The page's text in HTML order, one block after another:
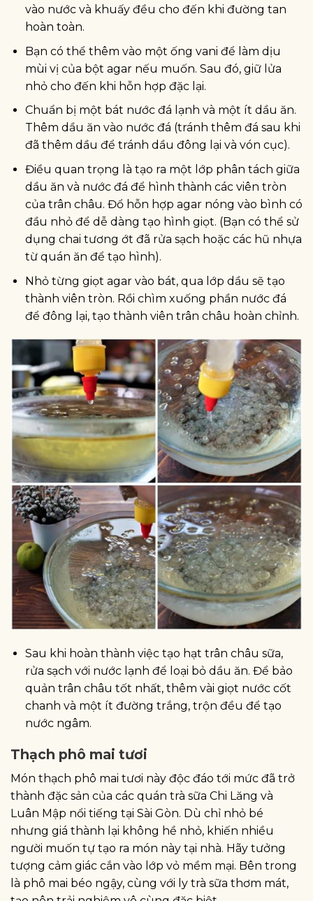
vào nước và khuấy đều cho đến khi đường tan
hoàn toàn.
Bạn có thể thêm vào một ống vani để làm dịu
mùi vị của bột agar nếu muốn. Sau đó, giữ lửa
nhỏ cho đến khi hỗn hợp đặc lại.
Chuẩn bị một bát nước đá lạnh và một ít dầu ăn.
Thêm dầu ăn vào nước đá (tránh thêm đá sau khi
đã thêm dầu để tránh dầu đông lại và vón cục).
Điều quan trọng là tạo ra một lớp phân tách giữa
dầu ăn và nước đá để hình thành các viên tròn
của trân châu. Đổ hỗn hợp agar nóng vào bình có
đầu nhỏ để dễ dàng tạo hình giọt. (Bạn có thể sử
dụng chai tương ớt đã rửa sạch hoặc các hũ nhựa
từ quán ăn để tạo hình).
Nhỏ từng giọt agar vào bát, qua lớp dầu sẽ tạo
thành viên tròn. Rồi chìm xuống phần nước đá
để đông lại, tạo thành viên trân châu hoàn chỉnh.
Sau khi hoàn thành việc tạo hạt trân châu sữa,
rửa sạch với nước lạnh để loại bỏ dầu ăn. Để bảo
quản trân châu tốt nhất, thêm vài giọt nước cốt
chanh và một ít đường trắng, trộn đều để tạo
nước ngâm.
Thạch phô mai tươi
Món thạch phô mai tươi này độc đáo tới mức đã trở
thành đặc sản của các quán trà sữa Chi Lăng và
Luân Mập nổi tiếng tại Sài Gòn. Dù chỉ nhỏ bé
nhưng giá thành lại không hề nhỏ, khiến nhiều
người muốn tự tạo ra món này tại nhà. Hãy tưởng
tượng cảm giác cắn vào lớp vỏ mềm mại. Bên trong
là phô mai béo ngậy, cùng với ly trà sữa thơm mát,